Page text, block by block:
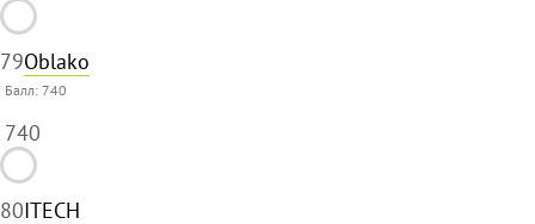
79Oblako
Балл:740
740
80ITECH